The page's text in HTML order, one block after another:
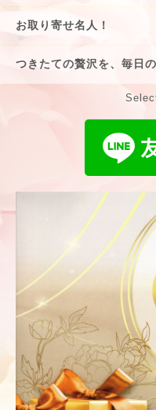
お取り寄せ名人！
つきたての贅沢を、毎日